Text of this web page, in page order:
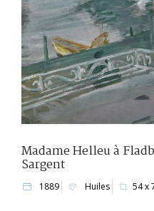
Madame Helleu à
Sargent
1889 Huiles 54 x